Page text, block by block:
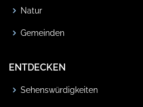
Natur
Gemeinden
ENTDECKEN
Sehenswürdigkeiten